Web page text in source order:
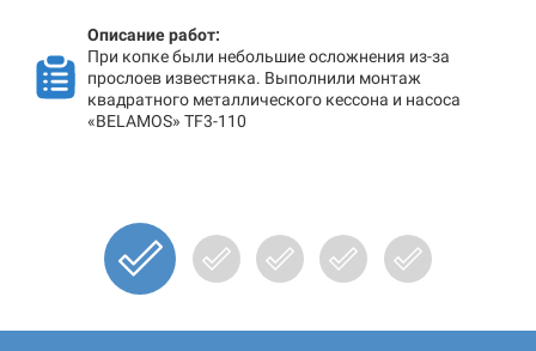
Описание работ:
При копке были небольшие осложнения из-за
прослоев известняка. Выполнили монтаж
квадратного металлического кессона и насоса
«BELAMOS» TF3-110